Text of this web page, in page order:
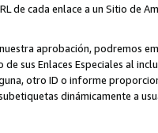
de cada enlace a un Sitio de
aprobación, podremos
sus Enlaces Especiales al
otro ID o informe
dinámicamente a